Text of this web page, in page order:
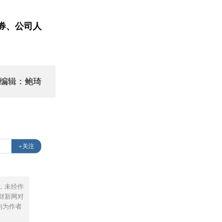
、公司人
辑：鲍琦
+关注
未经作
新网对
为作者